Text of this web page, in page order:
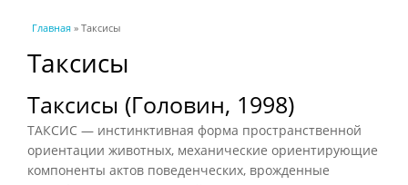
Вы здесь
Главная » Таксисы
Таксисы
Таксисы (Головин, 1998)
ТАКСИС — инстинктивная форма пространственной
ориентации животных, механические ориентирующие
компоненты актов поведенческих, врожденные